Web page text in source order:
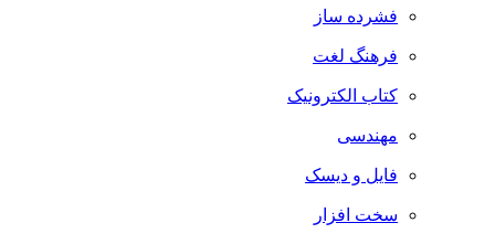
فشرده ساز
فرهنگ لغت
کتاب الکترونیک
مهندسی
فایل و دیسک
سخت افزار